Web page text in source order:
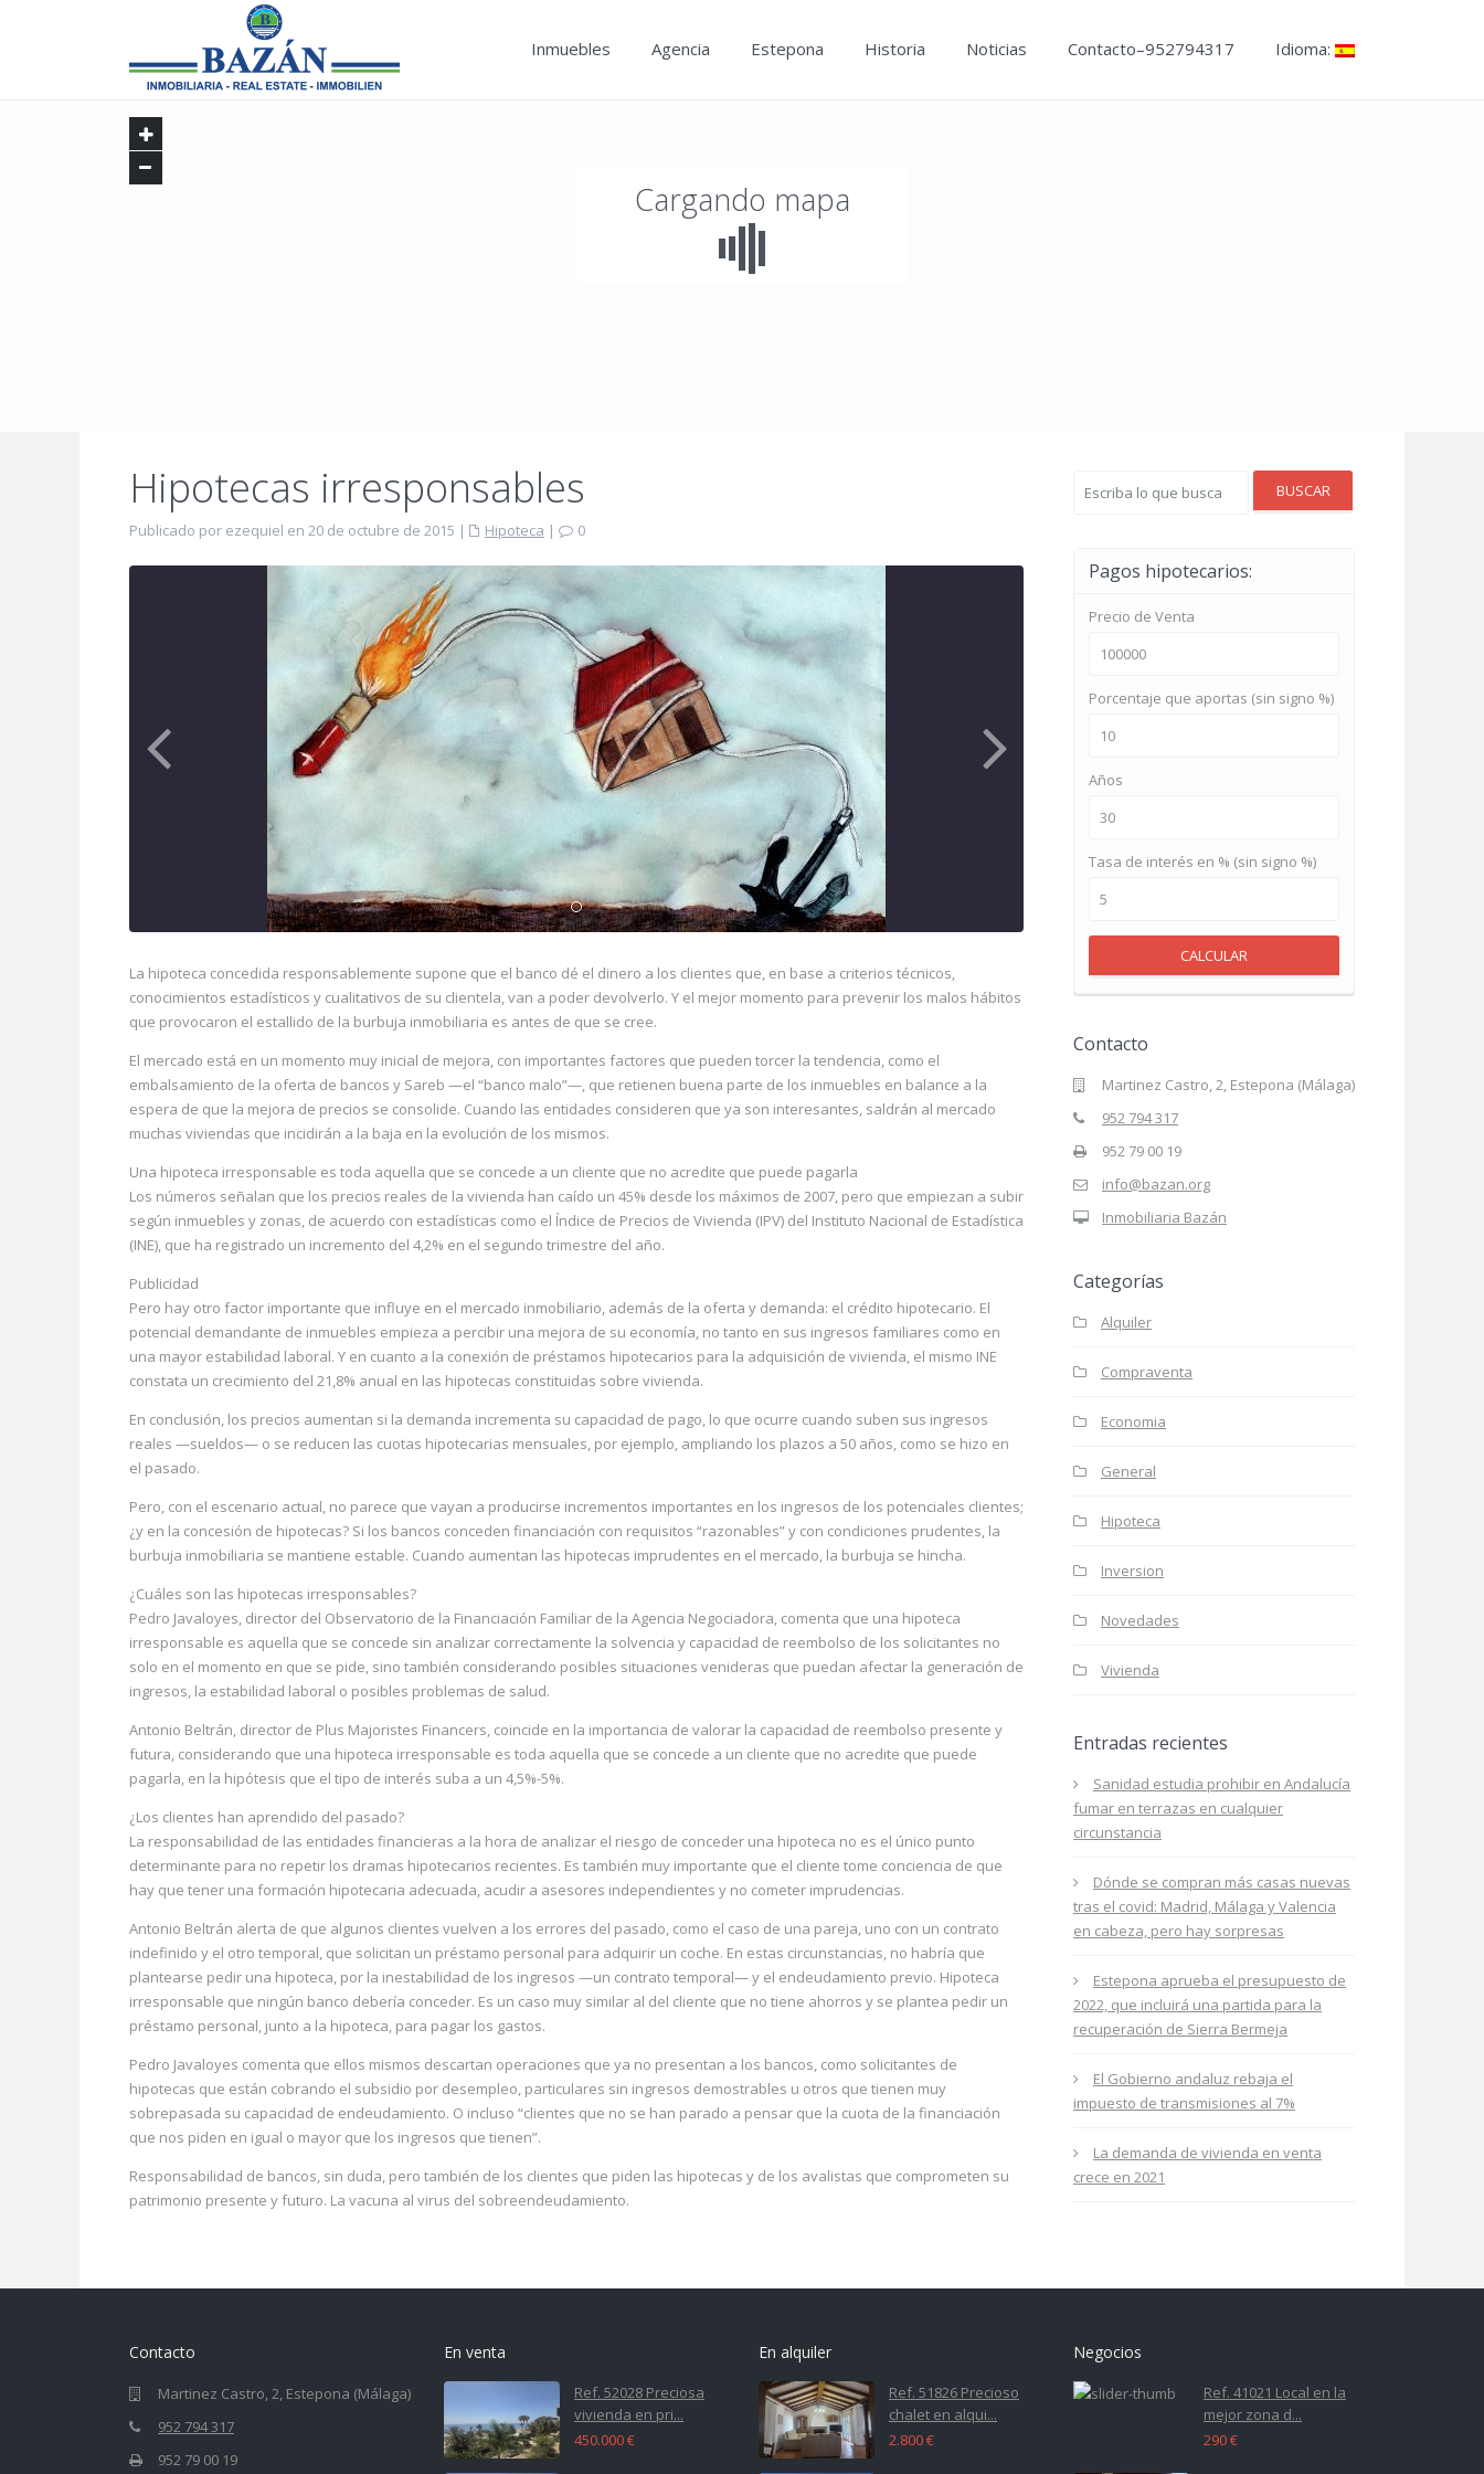
Inmuebles Agencia Estepona Historia Noticias Contacto–952794317 Idioma:
Cargando mapa
Hipotecas irresponsables
Publicado por ezequiel en 20 de octubre de 2015 | Hipoteca | 0
La hipoteca concedida responsablemente supone que el banco dé el dinero a los clientes que, en base a criterios técnicos,
conocimientos estadísticos y cualitativos de su clientela, van a poder devolverlo. Y el mejor momento para prevenir los malos hábitos
que provocaron el estallido de la burbuja inmobiliaria es antes de que se cree.
El mercado está en un momento muy inicial de mejora, con importantes factores que pueden torcer la tendencia, como el
embalsamiento de la oferta de bancos y Sareb —el “banco malo”—, que retienen buena parte de los inmuebles en balance a la
espera de que la mejora de precios se consolide. Cuando las entidades consideren que ya son interesantes, saldrán al mercado
muchas viviendas que incidirán a la baja en la evolución de los mismos.
Una hipoteca irresponsable es toda aquella que se concede a un cliente que no acredite que puede pagarla
Los números señalan que los precios reales de la vivienda han caído un 45% desde los máximos de 2007, pero que empiezan a subir
según inmuebles y zonas, de acuerdo con estadísticas como el Índice de Precios de Vivienda (IPV) del Instituto Nacional de Estadística
(INE), que ha registrado un incremento del 4,2% en el segundo trimestre del año.
Publicidad
Pero hay otro factor importante que influye en el mercado inmobiliario, además de la oferta y demanda: el crédito hipotecario. El
potencial demandante de inmuebles empieza a percibir una mejora de su economía, no tanto en sus ingresos familiares como en
una mayor estabilidad laboral. Y en cuanto a la conexión de préstamos hipotecarios para la adquisición de vivienda, el mismo INE
constata un crecimiento del 21,8% anual en las hipotecas constituidas sobre vivienda.
En conclusión, los precios aumentan si la demanda incrementa su capacidad de pago, lo que ocurre cuando suben sus ingresos
reales —sueldos— o se reducen las cuotas hipotecarias mensuales, por ejemplo, ampliando los plazos a 50 años, como se hizo en
el pasado.
Pero, con el escenario actual, no parece que vayan a producirse incrementos importantes en los ingresos de los potenciales clientes;
¿y en la concesión de hipotecas? Si los bancos conceden financiación con requisitos “razonables” y con condiciones prudentes, la
burbuja inmobiliaria se mantiene estable. Cuando aumentan las hipotecas imprudentes en el mercado, la burbuja se hincha.
¿Cuáles son las hipotecas irresponsables?
Pedro Javaloyes, director del Observatorio de la Financiación Familiar de la Agencia Negociadora, comenta que una hipoteca
irresponsable es aquella que se concede sin analizar correctamente la solvencia y capacidad de reembolso de los solicitantes no
solo en el momento en que se pide, sino también considerando posibles situaciones venideras que puedan afectar la generación de
ingresos, la estabilidad laboral o posibles problemas de salud.
Antonio Beltrán, director de Plus Majoristes Financers, coincide en la importancia de valorar la capacidad de reembolso presente y
futura, considerando que una hipoteca irresponsable es toda aquella que se concede a un cliente que no acredite que puede
pagarla, en la hipótesis que el tipo de interés suba a un 4,5%-5%.
¿Los clientes han aprendido del pasado?
La responsabilidad de las entidades financieras a la hora de analizar el riesgo de conceder una hipoteca no es el único punto
determinante para no repetir los dramas hipotecarios recientes. Es también muy importante que el cliente tome conciencia de que
hay que tener una formación hipotecaria adecuada, acudir a asesores independientes y no cometer imprudencias.
Antonio Beltrán alerta de que algunos clientes vuelven a los errores del pasado, como el caso de una pareja, uno con un contrato
indefinido y el otro temporal, que solicitan un préstamo personal para adquirir un coche. En estas circunstancias, no habría que
plantearse pedir una hipoteca, por la inestabilidad de los ingresos —un contrato temporal— y el endeudamiento previo. Hipoteca
irresponsable que ningún banco debería conceder. Es un caso muy similar al del cliente que no tiene ahorros y se plantea pedir un
préstamo personal, junto a la hipoteca, para pagar los gastos.
Pedro Javaloyes comenta que ellos mismos descartan operaciones que ya no presentan a los bancos, como solicitantes de
hipotecas que están cobrando el subsidio por desempleo, particulares sin ingresos demostrables u otros que tienen muy
sobrepasada su capacidad de endeudamiento. O incluso “clientes que no se han parado a pensar que la cuota de la financiación
que nos piden en igual o mayor que los ingresos que tienen”.
Responsabilidad de bancos, sin duda, pero también de los clientes que piden las hipotecas y de los avalistas que comprometen su
patrimonio presente y futuro. La vacuna al virus del sobreendeudamiento.
BUSCAR
Pagos hipotecarios:
Precio de Venta
Porcentaje que aportas (sin signo %)
Años
Tasa de interés en % (sin signo %)
CALCULAR
Contacto
Martinez Castro, 2, Estepona (Málaga)
952 794 317
952 79 00 19
info@bazan.org
Inmobiliaria Bazán
Categorías
Alquiler
Compraventa
Economia
General
Hipoteca
Inversion
Novedades
Vivienda
Entradas recientes
Sanidad estudia prohibir en Andalucía
fumar en terrazas en cualquier
circunstancia
Dónde se compran más casas nuevas
tras el covid: Madrid, Málaga y Valencia
en cabeza, pero hay sorpresas
Estepona aprueba el presupuesto de
2022, que incluirá una partida para la
recuperación de Sierra Bermeja
El Gobierno andaluz rebaja el
impuesto de transmisiones al 7%
La demanda de vivienda en venta
crece en 2021
Contacto
Martinez Castro, 2, Estepona (Málaga)
952 794 317
952 79 00 19
En venta
Ref. 52028 Preciosa
vivienda en pri...
450.000 €
En alquiler
Ref. 51826 Precioso
chalet en alqui...
2.800 €
Negocios
Ref. 41021 Local en la
mejor zona d...
290 €